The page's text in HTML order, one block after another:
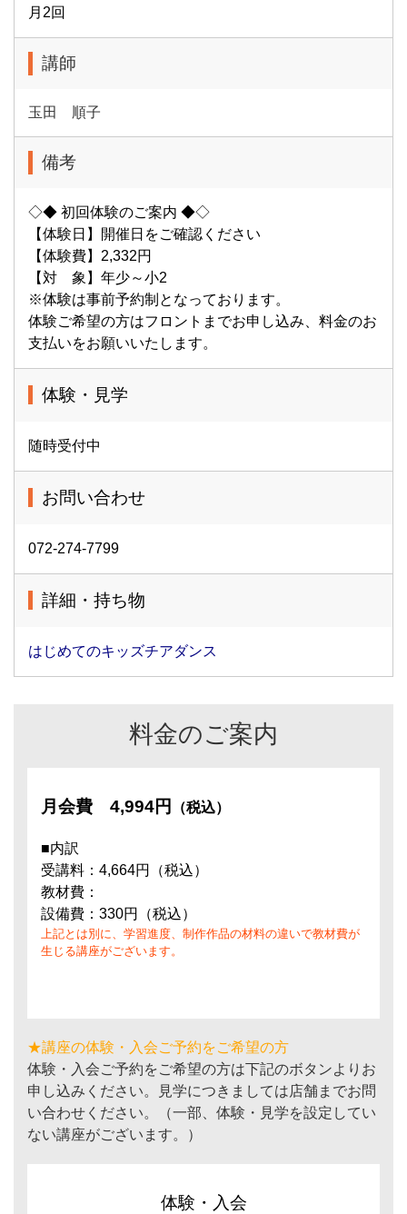
月2回
講師
玉田 順子
備考
◇◆ 初回体験のご案内 ◆◇
【体験日】開催日をご確認ください
【体験費】2,332円
【対 象】年少～小2
※体験は事前予約制となっております。
体験ご希望の方はフロントまでお申し込み、料金のお
支払いをお願いいたします。
体験・見学
随時受付中
お問い合わせ
072-274-7799
詳細・持ち物
はじめてのキッズチアダンス
料金のご案内
月会費 4,994円 （税込）
■内訳
受講料：4,664円（税込）
教材費：
設備費：330円（税込）
上記とは別に、学習進度、制作作品の材料の違いで教材費が
生じる講座がございます。
★講座の体験・入会ご予約をご希望の方
体験・入会ご予約をご希望の方は下記のボタンよりお
申し込みください。見学につきましては店舗までお問
い合わせください。（一部、体験・見学を設定してい
ない講座がございます。）
体験・入会